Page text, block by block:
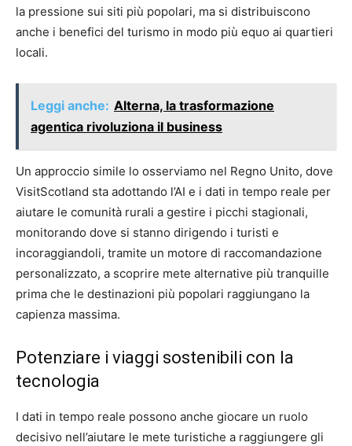
la pressione sui siti più popolari, ma si distribuiscono
anche i benefici del turismo in modo più equo ai quartieri
locali.
Leggi anche: Alterna, la trasformazione
agentica rivoluziona il business
Un approccio simile lo osserviamo nel Regno Unito, dove
VisitScotland sta adottando l’AI e i dati in tempo reale per
aiutare le comunità rurali a gestire i picchi stagionali,
monitorando dove si stanno dirigendo i turisti e
incoraggiandoli, tramite un motore di raccomandazione
personalizzato, a scoprire mete alternative più tranquille
prima che le destinazioni più popolari raggiungano la
capienza massima.
Potenziare i viaggi sostenibili con la
tecnologia
I dati in tempo reale possono anche giocare un ruolo
decisivo nell’aiutare le mete turistiche a raggiungere gli